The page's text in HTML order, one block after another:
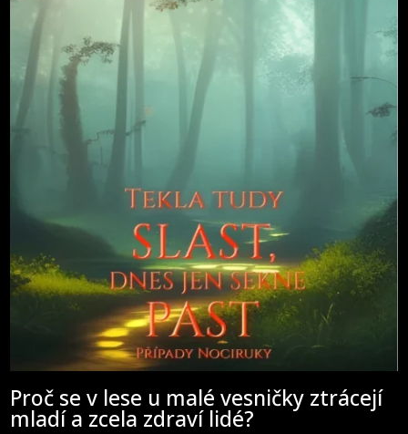
Proč se v lese u malé vesničky ztrácejí
mladí a zcela zdraví lidé?